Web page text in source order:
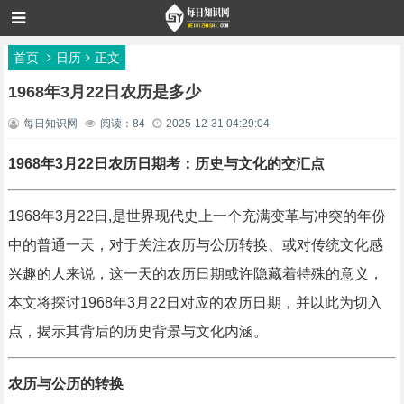
首页 日历 正文
1968年3月22日农历是多少
每日知识网 阅读：84 2025-12-31 04:29:04
1968年3月22日农历日期考：历史与文化的交汇点
1968年3月22日,是世界现代史上一个充满变革与冲突的年份
中的普通一天，对于关注农历与公历转换、或对传统文化感
兴趣的人来说，这一天的农历日期或许隐藏着特殊的意义，
本文将探讨1968年3月22日对应的农历日期，并以此为切入
点，揭示其背后的历史背景与文化内涵。
农历与公历的转换